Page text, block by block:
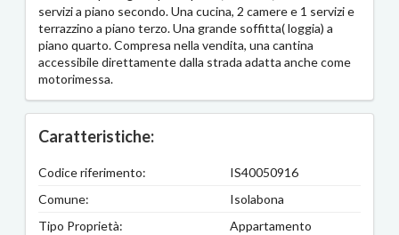
servizi a piano secondo. Una cucina, 2 camere e 1 servizi e
terrazzino a piano terzo. Una grande soffitta( loggia) a
piano quarto. Compresa nella vendita, una cantina
accessibile direttamente dalla strada adatta anche come
motorimessa.
Caratteristiche:
Codice riferimento:
IS40050916
Comune:
Isolabona
Tipo Proprietà:
Appartamento